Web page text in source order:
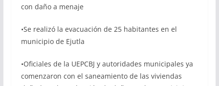
con daño a menaje
•Se realizó la evacuación de 25 habitantes en el
municipio de Ejutla
•Oficiales de la UEPCBJ y autoridades municipales ya
comenzaron con el saneamiento de las viviendas